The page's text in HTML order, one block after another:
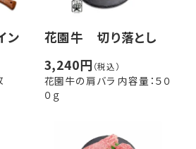
お問い合わせ
ン
花園牛 切り落とし
3,240円（税込）
花園牛の肩バラ 内容量：５０
０ｇ